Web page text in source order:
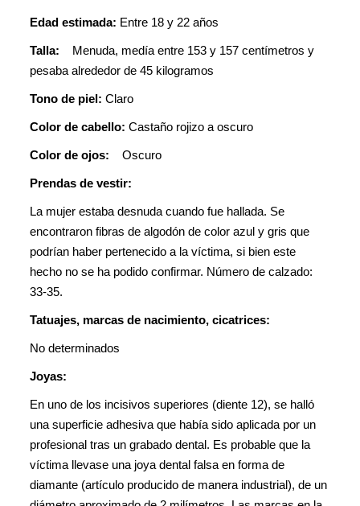
Edad estimada: Entre 18 y 22 años
Talla: Menuda, medía entre 153 y 157 centímetros y
pesaba alrededor de 45 kilogramos
Tono de piel: Claro
Color de cabello: Castaño rojizo a oscuro
Color de ojos: Oscuro
Prendas de vestir:
La mujer estaba desnuda cuando fue hallada. Se
encontraron fibras de algodón de color azul y gris que
podrían haber pertenecido a la víctima, si bien este
hecho no se ha podido confirmar. Número de calzado:
33-35.
Tatuajes, marcas de nacimiento, cicatrices:
No determinados
Joyas:
En uno de los incisivos superiores (diente 12), se halló
una superficie adhesiva que había sido aplicada por un
profesional tras un grabado dental. Es probable que la
víctima llevase una joya dental falsa en forma de
diamante (artículo producido de manera industrial), de un